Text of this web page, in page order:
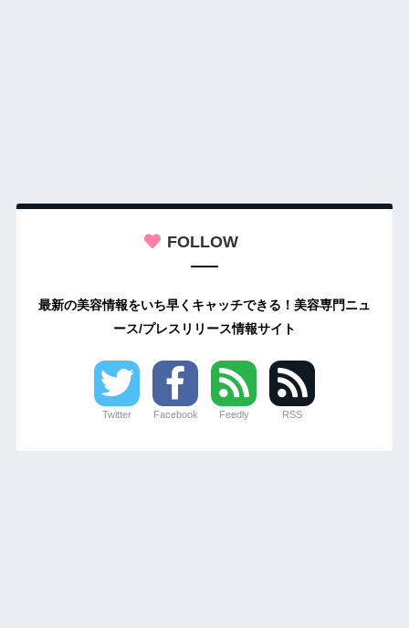
FOLLOW
最新の美容情報をいち早くキャッチできる！美容専門ニュ
ース/プレスリリース情報サイト
Twitter Facebook Feedly RSS